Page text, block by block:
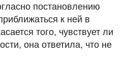
постановлению
к ней в
того, чувствует ли
она ответила, что не